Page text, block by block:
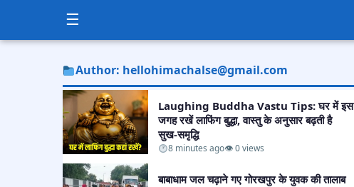
☰
Author: hellohimachalse@gmail.com
Laughing Buddha Vastu Tips: घर में इस
जगह रखें लाफिंग बुद्धा, वास्तु के अनुसार बढ़ती है
सुख-समृद्धि​
8 minutes ago👁 0 views
बाबाधाम जल चढ़ाने गए गोरखपुर के युवक की तालाब